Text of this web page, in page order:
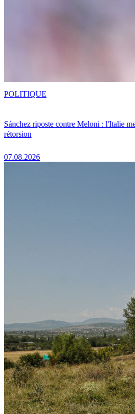
Sánchez riposte contre Meloni : l'Italie
rétorsion
07.08.2026
POLITIQUE